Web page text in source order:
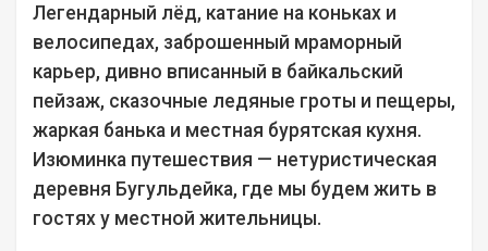
Легендарный лёд, катание на коньках и
велосипедах, заброшенный мраморный
карьер, дивно вписанный в байкальский
пейзаж, сказочные ледяные гроты и пещеры,
жаркая банька и местная бурятская кухня.
Изюминка путешествия — нетуристическая
деревня Бугульдейка, где мы будем жить в
гостях у местной жительницы.